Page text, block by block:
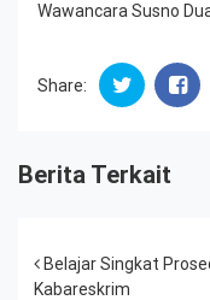
Wawancara Susno
Share:
Berita Terkait
Post
Belajar Singkat
Kabareskrim